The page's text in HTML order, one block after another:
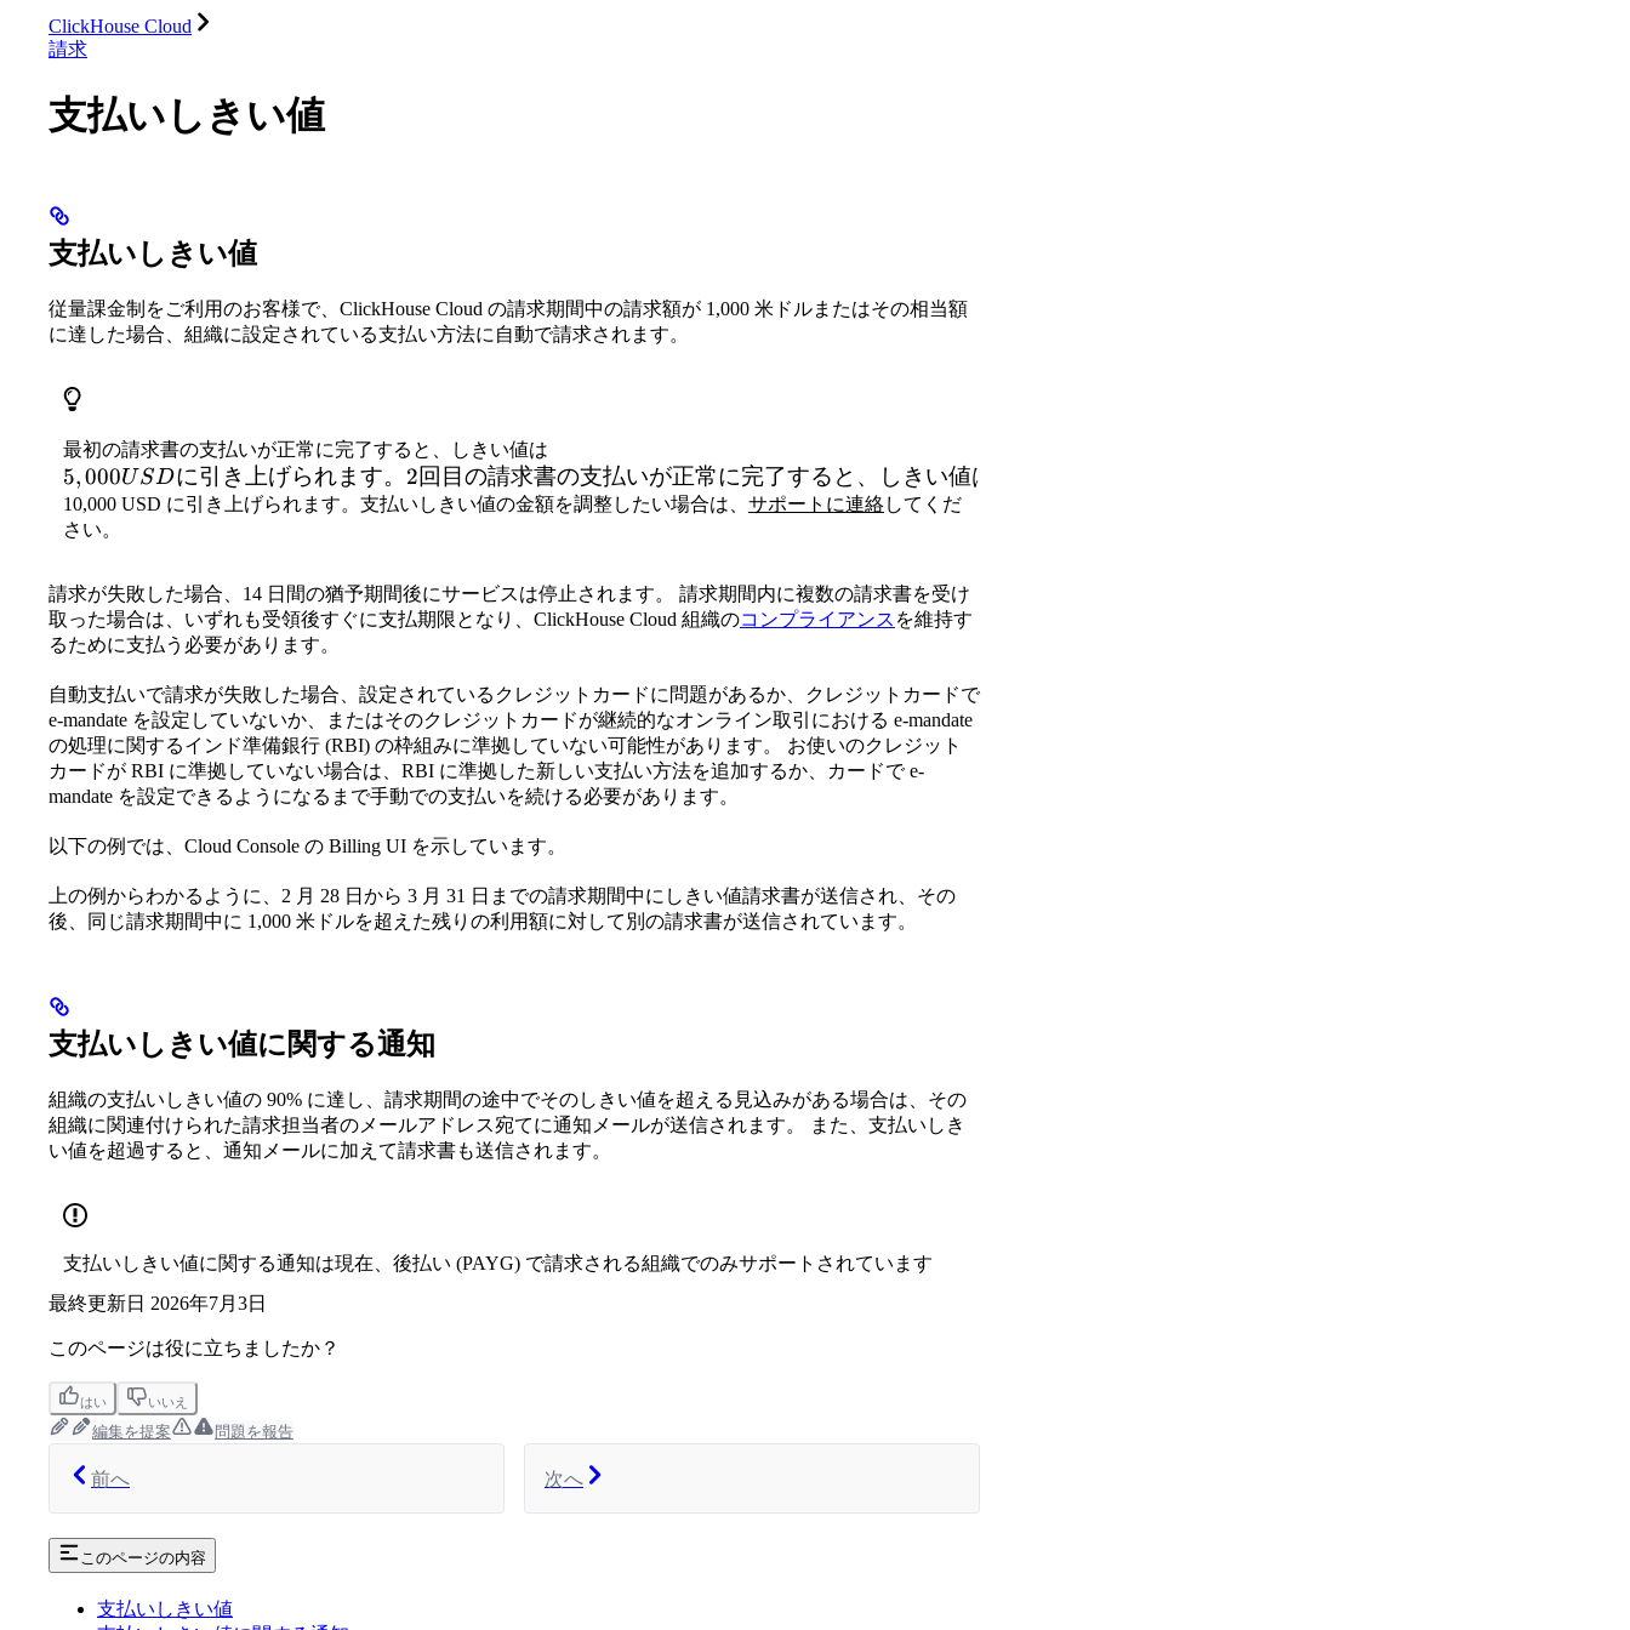
ClickHouse Cloud
請求
支払いしきい値
支払いしきい値
従量課金制をご利用のお客様で、ClickHouse Cloud の請求期間中の請求額が 1,000 米ドルまたはその相当額
に達した場合、組織に設定されている支払い方法に自動で請求されます。
最初の請求書の支払いが正常に完了すると、しきい値は
USD
に引
れま
す。
請求
書の
支払
いが
正常
る
と、
5,000USDに引き上げられます。 2回目の請求書の支払いが正常に完了すると、しきい値は
10,000 USD に引き上げられます。支払いしきい値の金額を調整したい場合は、 サポートに連絡してくだ
さい。
請求が失敗した場合、14 日間の猶予期間後にサービスは停止されます。 請求期間内に複数の請求書を受け
取った場合は、いずれも受領後すぐに支払期限となり、ClickHouse Cloud 組織のコンプライアンス を維持す
るために支払う必要があります。
自動支払いで請求が失敗した場合、設定されているクレジットカードに問題があるか、クレジットカードで
e-mandate を設定していないか、またはそのクレジットカードが継続的なオンライン取引における e-mandate
の処理に関するインド準備銀行 (RBI) の枠組みに準拠していない可能性があります。 お使いのクレジット
カードが RBI に準拠していない場合は、RBI に準拠した新しい支払い方法を追加するか、カードで e-
mandate を設定できるようになるまで手動での支払いを続ける必要があります。
以下の例では、Cloud Console の Billing UI を示しています。
上の例からわかるように、2 月 28 日から 3 月 31 日までの請求期間中にしきい値請求書が送信され、その
後、同じ請求期間中に 1,000 米ドルを超えた残りの利用額に対して別の請求書が送信されています。
支払いしきい値に関する通知
組織の支払いしきい値の 90% に達し、請求期間の途中でそのしきい値を超える見込みがある場合は、その
組織に関連付けられた請求担当者のメールアドレス宛てに通知メールが送信されます。 また、支払いしき
い値を超過すると、通知メールに加えて請求書も送信されます。
支払いしきい値に関する通知は現在、後払い (PAYG) で請求される組織でのみサポートされています
最終更新日 2026年7月3日
このページは役に立ちましたか？
はい いいえ
編集を提案 問題を報告
前へ 次へ
このページの内容
支払いしきい値